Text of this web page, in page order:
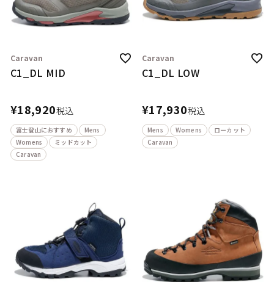
Caravan
C1_DL MID
¥18,920税込
富士登山におすすめ
Mens
Womens
ミッドカット
Caravan
Caravan
C1_DL LOW
¥17,930税込
Mens Womens
ローカット
Caravan